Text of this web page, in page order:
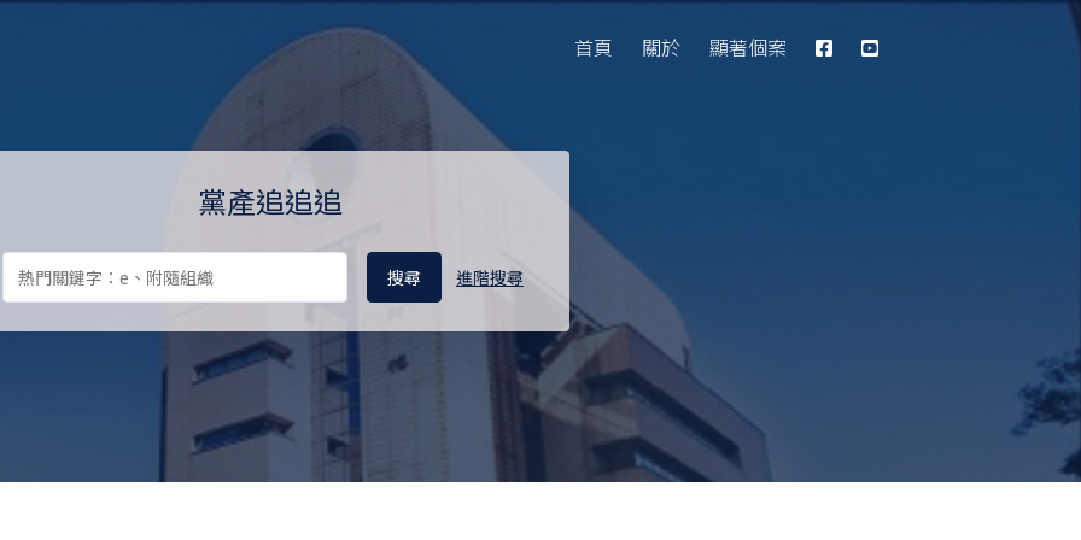
料庫 Ill-gotten Party Assets Database
首頁 關於 顯著個案
黨產追追追
進階搜尋